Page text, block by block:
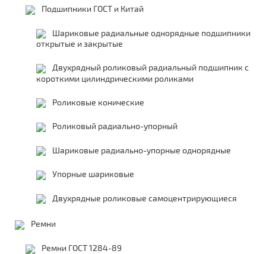
Подшипники ГОСТ и Китай
Шариковые радиальные однорядные подшипники
открытые и закрытые
Двухрядный роликовый радиальный подшипник с
короткими цилиндрическими роликами
Роликовые конические
Роликовый радиально-упорный
Шариковые радиально-упорные однорядные
Упорные шариковые
Двухрядные роликовые самоцентрирующиеся
Ремни
Ремни ГОСТ 1284-89